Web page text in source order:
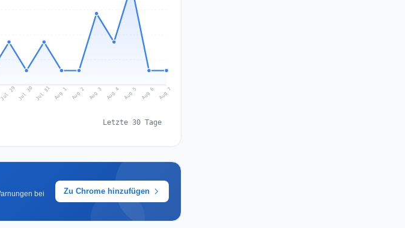
Jul 29 Jul 30 Jul 31 Aug 1 Aug 2 Aug 3 Aug 4 Aug 5 Aug 6 Aug 7
Letzte 30 Tage
bei
Zu Chrome hinzufügen